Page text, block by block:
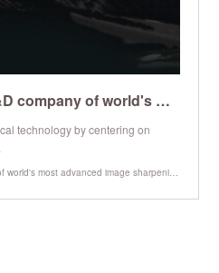
ALXIS DATA, Inc. | R&D company of world's most advanced image sharpening technology
technology by centering on
ALXIS DATA, Inc. | R&D company of world's most advanced image sharpening technology